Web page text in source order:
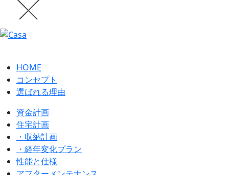
HOME
コンセプト
選ばれる理由
資金計画
住宅計画
・収納計画
・経年変化プラン
性能と仕様